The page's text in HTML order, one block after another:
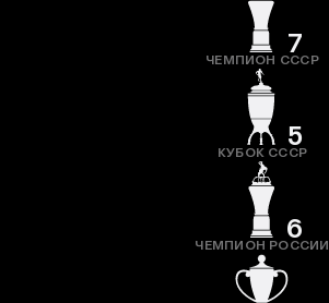
7
ЧЕМПИОН СССР
5
КУБОК СССР
6
ЧЕМПИОН РОССИИ